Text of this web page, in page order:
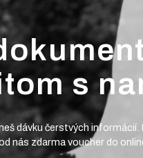
s
dávku čerstvých informácií.
nás zdarma voucher do